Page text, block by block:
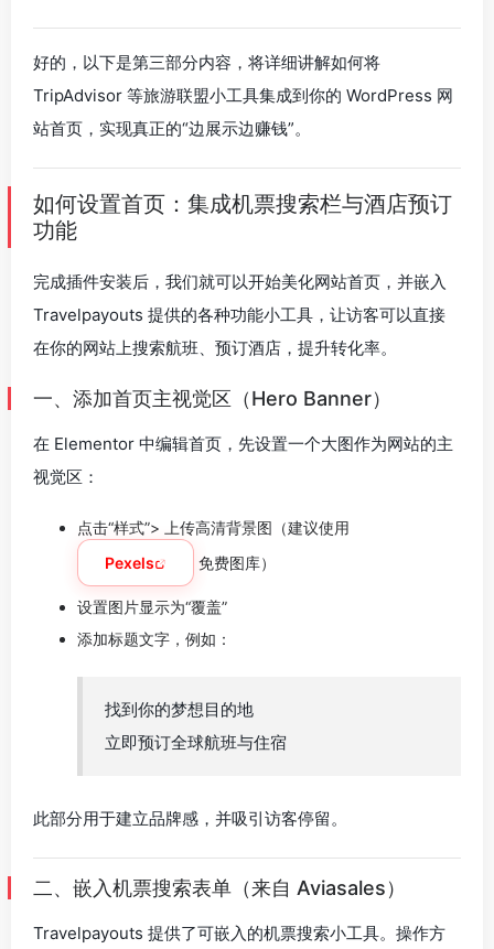
好的，以下是第三部分内容，将详细讲解如何将
TripAdvisor 等旅游联盟小工具集成到你的 WordPress 网
站首页，实现真正的“边展示边赚钱”。
如何设置首页：集成机票搜索栏与酒店预订
功能
完成插件安装后，我们就可以开始美化网站首页，并嵌入
Travelpayouts 提供的各种功能小工具，让访客可以直接
在你的网站上搜索航班、预订酒店，提升转化率。
一、添加首页主视觉区（Hero Banner）
在 Elementor 中编辑首页，先设置一个大图作为网站的主
视觉区：
点击“样式”> 上传高清背景图（建议使用
Pexels
免费图库）
设置图片显示为“覆盖”
添加标题文字，例如：
找到你的梦想目的地
立即预订全球航班与住宿
此部分用于建立品牌感，并吸引访客停留。
二、嵌入机票搜索表单（来自 Aviasales）
Travelpayouts 提供了可嵌入的机票搜索小工具。操作方